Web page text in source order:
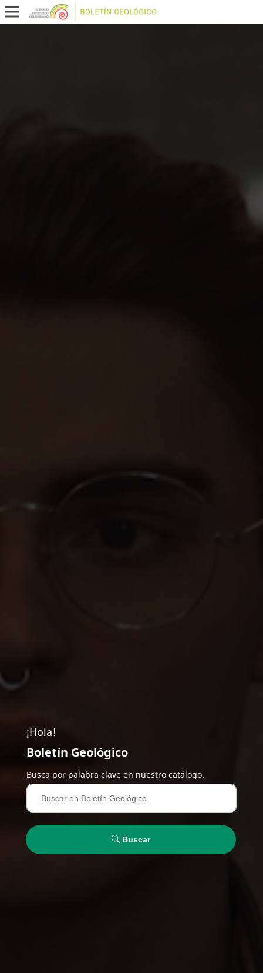
¡Hola!
Boletín Geológico
Busca por palabra clave en nuestro catálogo.
Buscar